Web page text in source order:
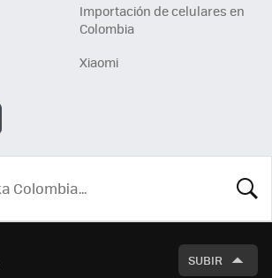
Importación de celulares en
Colombia
Xiaomi
SUBIR